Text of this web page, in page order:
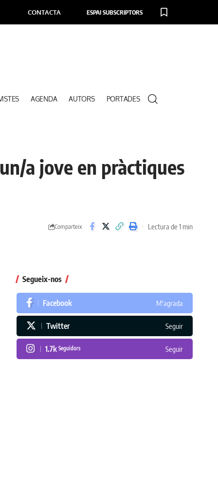
CONTACTA ESPAI SUBSCRIPTORS
AGENDA AUTORS PORTADES
a jove en pràctiques
Comparteix Lectura de 1 min
Segueix-nos
Facebook M'agrada
Twitter Seguir
1.7k Seguidors Seguir